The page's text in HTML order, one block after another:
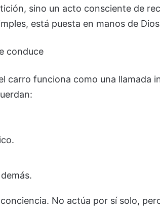
sino un acto consciente de
está puesta en manos de
conduce
carro funciona como una llamada
No actúa por sí solo,